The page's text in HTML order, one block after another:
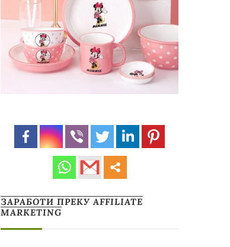
ЗАРАБОТИ ПРЕКУ AFFILIATE
MARKETING